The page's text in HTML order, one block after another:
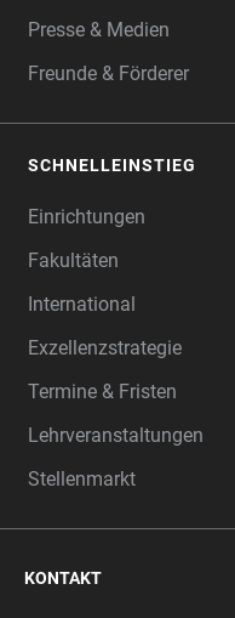
Presse & Medien
Freunde & Förderer
SCHNELLEINSTIEG
Einrichtungen
Fakultäten
International
Exzellenzstrategie
Termine & Fristen
Lehrveranstaltungen
Stellenmarkt
KONTAKT